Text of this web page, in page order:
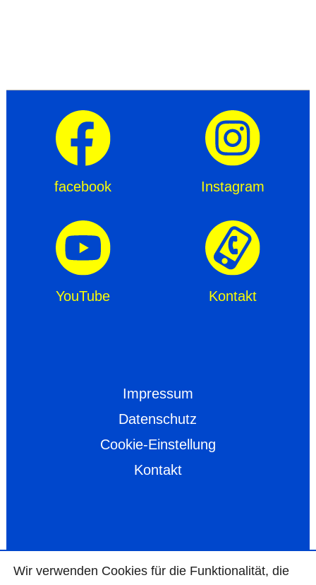
facebook Instagram
YouTube Kontakt
Impressum
Datenschutz
Cookie-Einstellung
Kontakt
Wir ver­wen­den Cookies für die Funktio­na­lität, die